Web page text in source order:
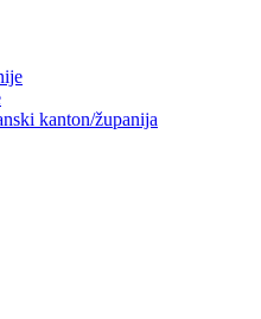
kanton/županija